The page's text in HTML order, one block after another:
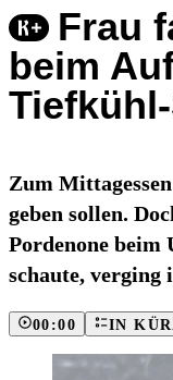
Frau
beim
Zum
geben sollen.
Pordenone
schaute,
00:00 IN